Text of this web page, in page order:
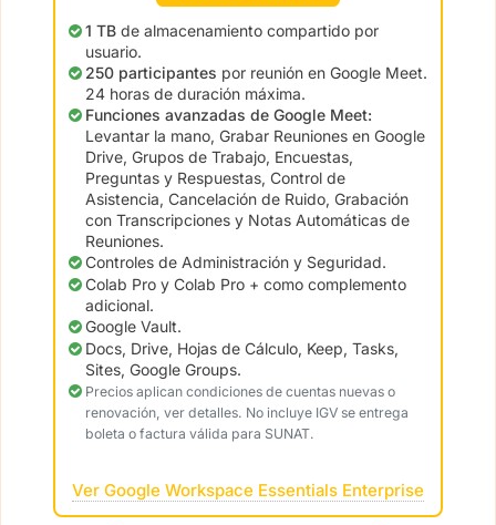
1 TB de almacenamiento compartido por
usuario.
250 participantes por reunión en Google Meet.
24 horas de duración máxima.
Funciones avanzadas de Google Meet:
Levantar la mano, Grabar Reuniones en Google
Drive, Grupos de Trabajo, Encuestas,
Preguntas y Respuestas, Control de
Asistencia, Cancelación de Ruido, Grabación
con Transcripciones y Notas Automáticas de
Reuniones.
Controles de Administración y Seguridad.
Colab Pro y Colab Pro + como complemento
adicional.
Google Vault.
Docs, Drive, Hojas de Cálculo, Keep, Tasks,
Sites, Google Groups.
Precios aplican condiciones de cuentas nuevas o
renovación, ver detalles. No incluye IGV se entrega
boleta o factura válida para SUNAT.
Ver Google Workspace Essentials Enterprise